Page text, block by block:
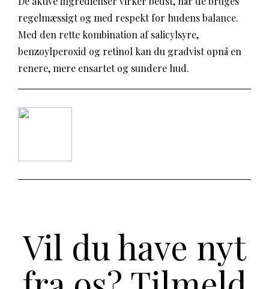
regelmæssigt og med respekt for hudens balance.
Med den rette kombination af salicylsyre,
benzoylperoxid og retinol kan du gradvist opnå en
renere, mere ensartet og sundere hud.
Vil du have nyt